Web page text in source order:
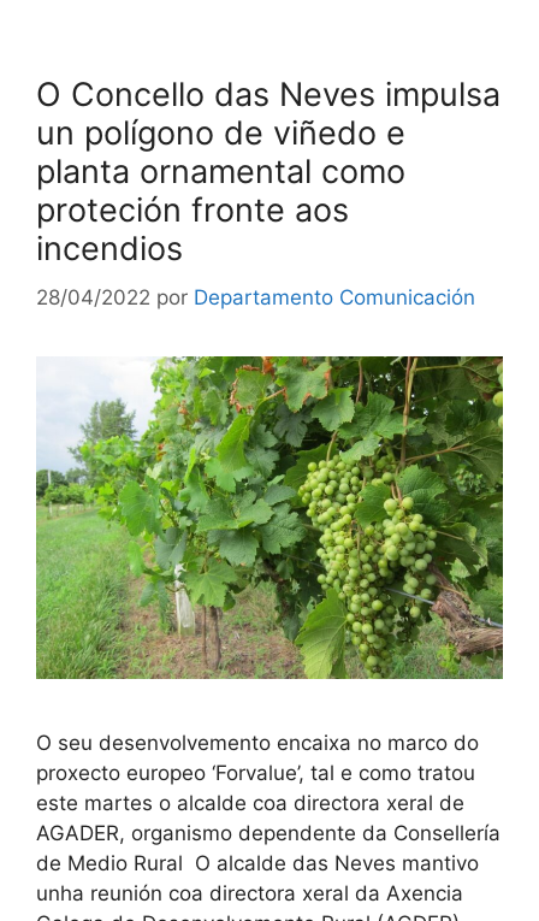
O Concello das Neves impulsa
un polígono de viñedo e
planta ornamental como
proteción fronte aos
incendios
28/04/2022 por Departamento Comunicación
O seu desenvolvemento encaixa no marco do
proxecto europeo ‘Forvalue’, tal e como tratou
este martes o alcalde coa directora xeral de
AGADER, organismo dependente da Consellería
de Medio Rural O alcalde das Neves mantivo
unha reunión coa directora xeral da Axencia